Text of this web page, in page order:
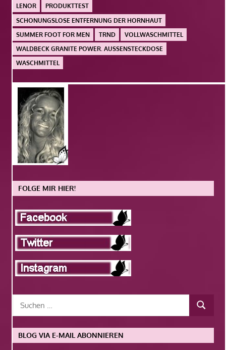
LENOR
PRODUKTTEST
SCHONUNGSLOSE ENTFERNUNG DER HORNHAUT
SUMMER FOOT FOR MEN
TRND
VOLLWASCHMITTEL
WALDBECK GRANITE POWER. AUSSENSTECKDOSE
WASCHMITTEL
FOLGE MIR HIER!
BLOG VIA E-MAIL ABONNIEREN